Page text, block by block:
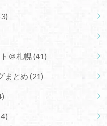
＠札幌(41)
まとめ (21)